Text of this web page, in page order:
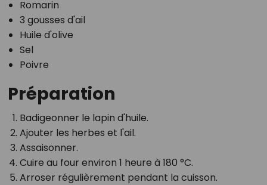
Romarin
3 gousses d'ail
Huile d'olive
Sel
Poivre
Préparation
Badigeonner le lapin d'huile.
Ajouter les herbes et l'ail.
Assaisonner.
Cuire au four environ 1 heure à 180 °C.
Arroser régulièrement pendant la cuisson.